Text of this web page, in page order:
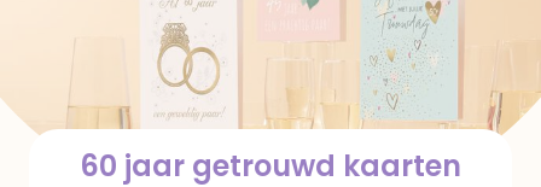
60 jaar getrouwd kaarten